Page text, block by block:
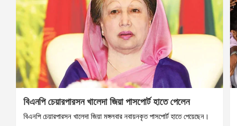
বিএনপি চেয়ারপারসন খালেদা জিয়া পাসপোর্ট হাতে পেলেন
বিএনপি চেয়ারপারসন খালেদা জিয়া মঙ্গলবার নবায়নকৃত পাসপোর্ট হাতে পেয়েছেন।